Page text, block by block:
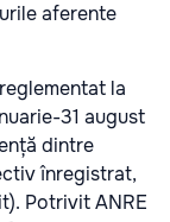
aferente
la
31 august
dintre
înregistrat,
Potrivit ANRE